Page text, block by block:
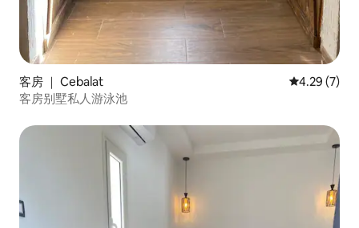
客房 ｜ Cebalat 平均评分
4.29 (7)
客房别墅私人游泳池